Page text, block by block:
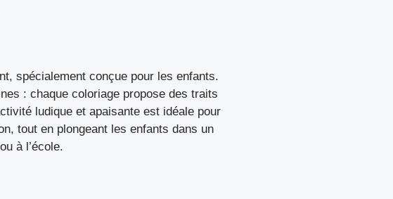
spécialement conçue pour les enfants.
: chaque coloriage propose des traits
ludique et apaisante est idéale pour
tout en plongeant les enfants dans un
à l’école.